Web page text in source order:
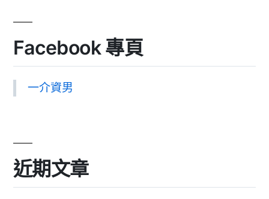
Facebook 專頁
一介資男
近期文章